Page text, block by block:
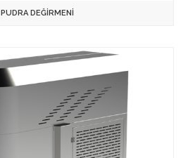
PUDRA DEĞİRMENİ